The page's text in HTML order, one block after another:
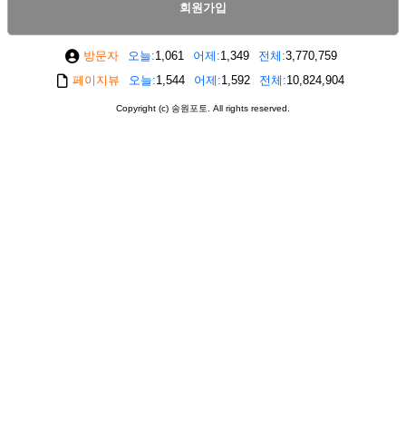
회원가입
방문자 오늘 1,061 어제 1,349 전체 3,770,759
페이지뷰
오늘 1,544 어제 1,592 전체 10,824,904
Copyright (c) 송원포토. All rights reserved.